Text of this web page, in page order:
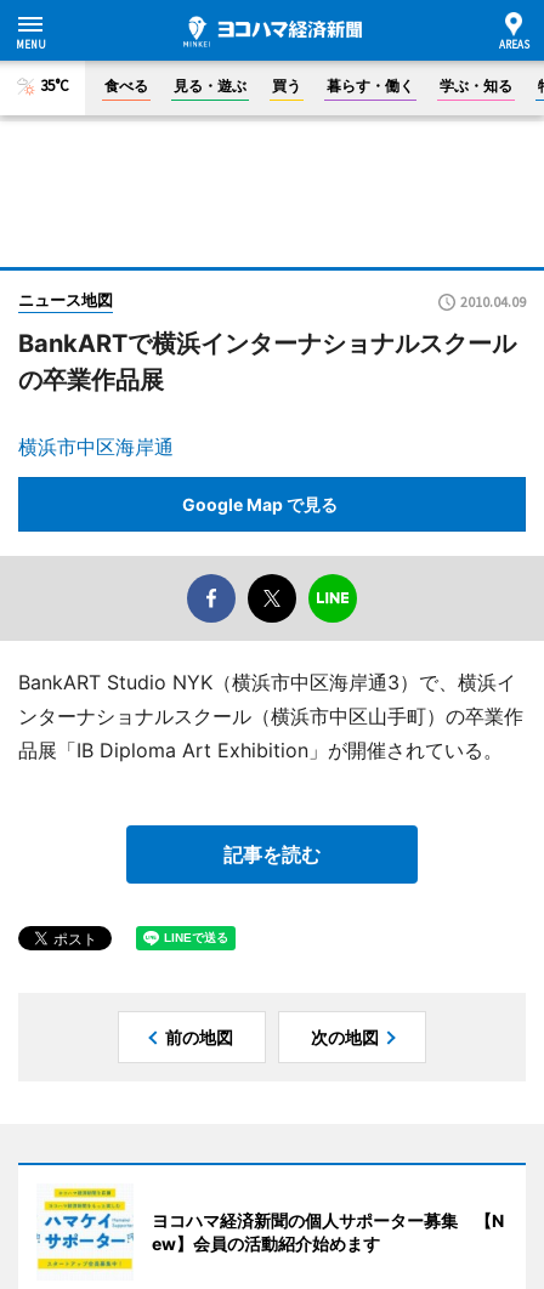
35°C 食べる 見る・遊ぶ 買う 暮らす・働く 学ぶ・知る
ニュース地図 2010.04.09
BankARTで横浜インターナショナルスクール
の卒業作品展
横浜市中区海岸通
Google Map で見る
BankART Studio NYK（横浜市中区海岸通3）で、横浜イ
ンターナショナルスクール（横浜市中区山手町）の卒業作
品展「IB Diploma Art Exhibition」が開催されている。
記事を読む
前の地図 次の地図
ヨコハマ経済新聞の個人サポーター募集 【N
ew】会員の活動紹介始めます